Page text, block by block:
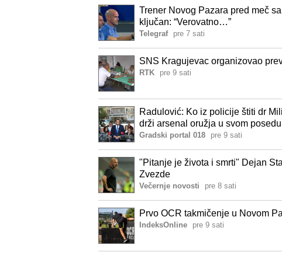
Trener Novog Pazara pred meč
ključan: “Verovatno…”
Telegraf pre 7 sati
SNS Kragujevac organizovao
RTK pre 9 sati
Radulović: Ko iz policije štiti dr
drži arsenal oružja u svom posedu
Gradski portal 018 pre 9 sati
"Pitanje je života i smrti" Dejan
Zvezde
Večernje novosti pre 8 sati
Prvo OCR takmičenje u Novom
IndeksOnline pre 9 sati